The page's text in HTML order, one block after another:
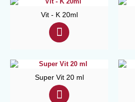
Vit - K 20ml
Super Vit 20 ml